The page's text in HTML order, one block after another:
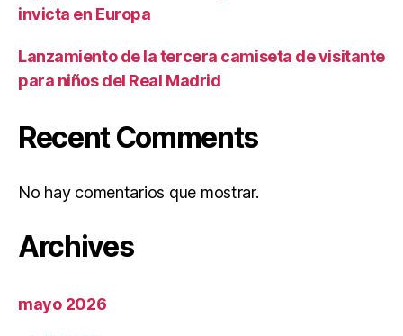
invicta en Europa
Lanzamiento de la tercera camiseta de visitante
para niños del Real Madrid
Recent Comments
No hay comentarios que mostrar.
Archives
mayo 2026